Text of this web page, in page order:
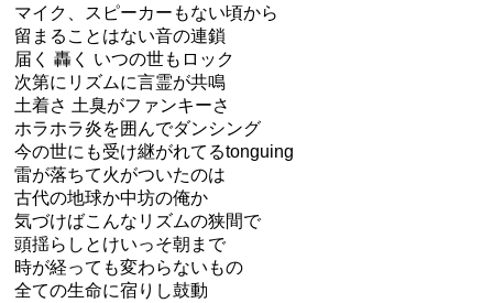
マイク、スピーカーもない頃から
留まることはない音の連鎖
届く 轟く いつの世もロック
次第にリズムに言霊が共鳴
土着さ 土臭がファンキーさ
ホラホラ炎を囲んでダンシング
今の世にも受け継がれてるtonguing
雷が落ちて火がついたのは
古代の地球か中坊の俺か
気づけばこんなリズムの狭間で
頭揺らしとけいっそ朝まで
時が経っても変わらないもの
全ての生命に宿りし鼓動